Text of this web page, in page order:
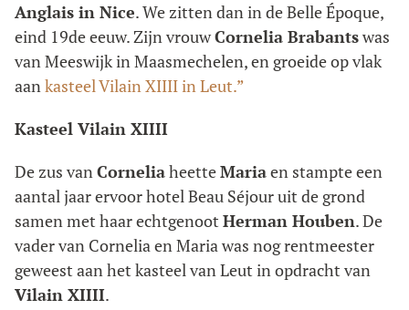
Anglais in Nice. We zitten dan in de Belle Époque,
eind 19de eeuw. Zijn vrouwCornelia Brabantswas
van Meeswijk in Maasmechelen, en groeide op vlak
aankasteel Vilain XIIII in Leut.”
Kasteel Vilain XIIII
De zus vanCorneliaheetteMariaen stampte een
aantal jaar ervoor hotel Beau Séjour uit de grond
samen met haar echtgenoot Herman Houben. De
vader van Cornelia en Maria was nog rentmeester
geweest aan het kasteel van Leut in opdracht van
Vilain XIIII.